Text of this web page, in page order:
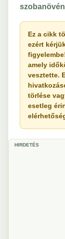
Ez a cikk
ezért
amely
vesztette.
törlése
esetleg
HIRDETÉS